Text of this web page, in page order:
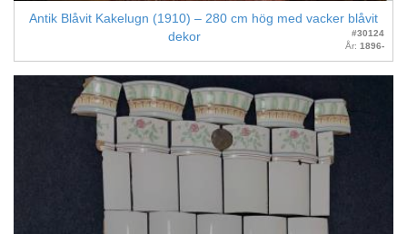
Antik Blåvit Kakelugn (1910) – 280 cm hög med vacker blåvit
dekor
#30124
År: 1896-